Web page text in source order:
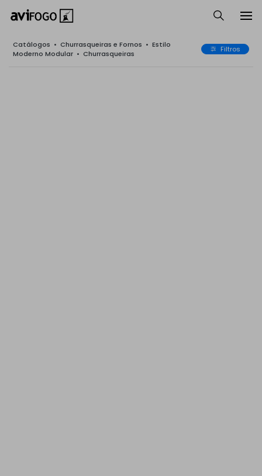
Catálogos • Churrasqueiras e Fornos • Estilo
Moderno Modular • Churrasqueiras Filtros